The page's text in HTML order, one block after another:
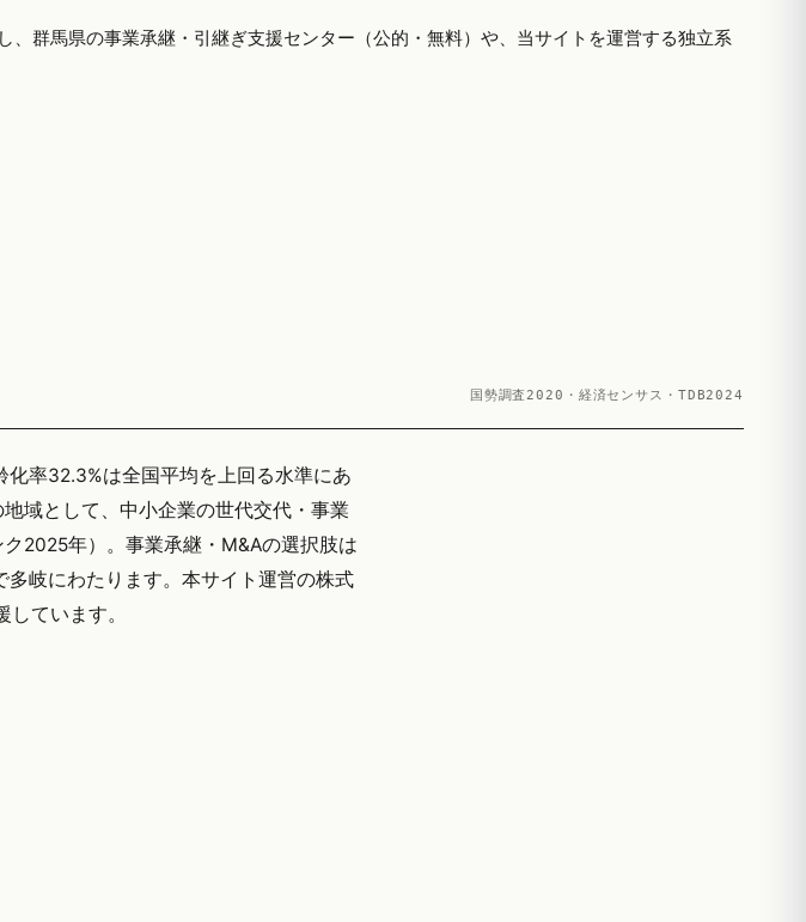
群馬県の事業承継・引継ぎ支援センター（公的・無料）や、当サイトを運営する独立系
国勢調査2020・経済センサス・TDB2024
率32.3%は全国平均を上回る水準にあ
域として、中小企業の世代交代・事業
2025年）。事業承継・M&Aの選択肢は
岐にわたります。本サイト運営の株式
ています。